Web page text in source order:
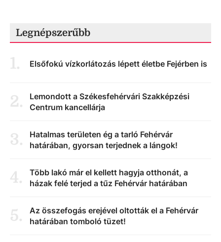
Legnépszerűbb
1. Elsőfokú vízkorlátozás lépett életbe Fejérben is
2.
Lemondott a Székesfehérvári Szakképzési
Centrum kancellárja
3.
Hatalmas területen ég a tarló Fehérvár
határában, gyorsan terjednek a lángok!
4.
Több lakó már el kellett hagyja otthonát, a
házak felé terjed a tűz Fehérvár határában
5.
Az összefogás erejével oltották el a Fehérvár
határában tomboló tüzet!